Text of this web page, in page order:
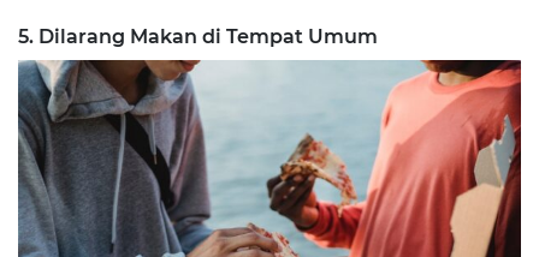
5. Dilarang Makan di Tempat Umum